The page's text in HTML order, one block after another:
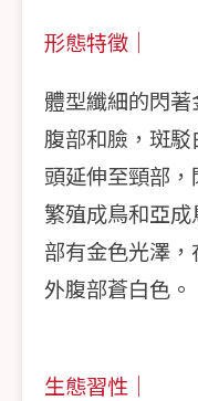
形態特徵｜
體型纖細的閃
腹部和臉，斑
頭延伸至頸部
繁殖成鳥和亞
部有金色光澤
外腹部蒼白色。
生態習性｜